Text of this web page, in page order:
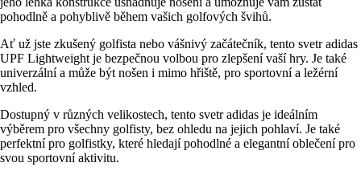
pohodlně a pohyblivě během vašich golfových švihů.
Ať už jste zkušený golfista nebo vášnivý začátečník, tento svetr adidas
UPF Lightweight je bezpečnou volbou pro zlepšení vaší hry. Je také
univerzální a může být nošen i mimo hřiště, pro sportovní a ležérní
vzhled.
Dostupný v různých velikostech, tento svetr adidas je ideálním
výběrem pro všechny golfisty, bez ohledu na jejich pohlaví. Je také
perfektní pro golfistky, které hledají pohodlné a elegantní oblečení pro
svou sportovní aktivitu.